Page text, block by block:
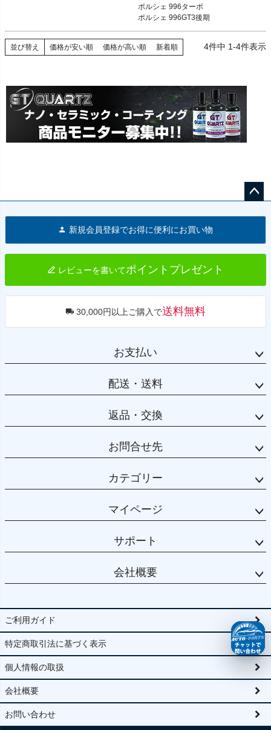
ポルシェ 996ターボ/GT2 01-05
ポルシェ 996GT3後期 04-05
ポルシェ 996ターボ
ポルシェ 996GT3後期
並び替え 価格が安い順 価格が高い順 新着順 4件中 1-4件表示
へ
新規会員登録でお得に便利にお買い物
レビューを書いてポイントプレゼント
30,000円以上ご購入で送料無料
お支払い
配送・送料
返品・交換
お問合せ先
カテゴリー
マイページ
サポート
会社概要
ご利用ガイド
特定商取引法に基づく表示
個人情報の取扱
会社概要
お問い合わせ